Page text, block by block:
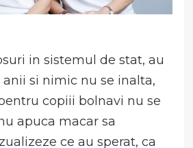
in sistemul de stat, au
si nimic nu se inalta,
copiii bolnavi nu se
apuca macar sa
ce au sperat, ca